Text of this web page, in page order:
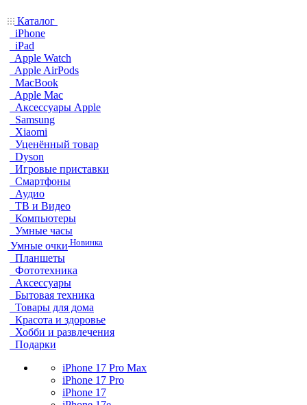
Каталог
iPhone
iPad
Apple Watch
Apple AirPods
MacBook
Apple Mac
Аксессуары Apple
Samsung
Xiaomi
Уценённый товар
Dyson
Игровые приставки
Смартфоны
Аудио
ТВ и Видео
Компьютеры
Умные часы
Умные очки Новинка
Планшеты
Фототехника
Аксессуары
Бытовая техника
Товары для дома
Красота и здоровье
Хобби и развлечения
Подарки
iPhone 17 Pro Max
iPhone 17 Pro
iPhone 17